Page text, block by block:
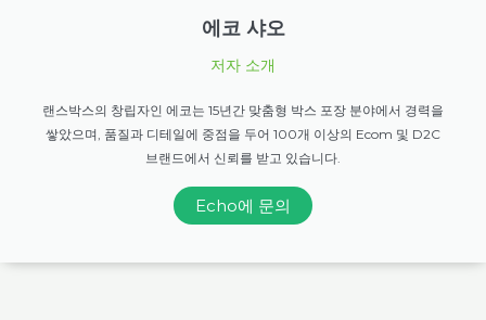
에코 샤오
저자 소개
랜스박스의 창립자인 에코는 15년간 맞춤형 박스 포장 분야에서 경력을
쌓았으며, 품질과 디테일에 중점을 두어 100개 이상의 Ecom 및 D2C
브랜드에서 신뢰를 받고 있습니다.
Echo에 문의